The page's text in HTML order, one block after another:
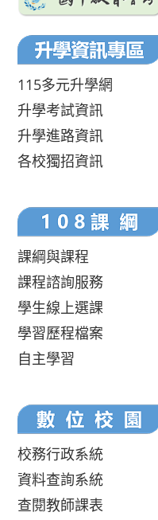
115多元升學網
升學考試資訊
升學進路資訊
各校獨招資訊
課綱與課程
課程諮詢服務
學生線上選課
學習歷程檔案
自主學習
校務行政系統
資料查詢系統
查閱教師課表